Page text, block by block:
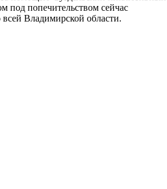
под попечительством сейчас
Владимирской области.